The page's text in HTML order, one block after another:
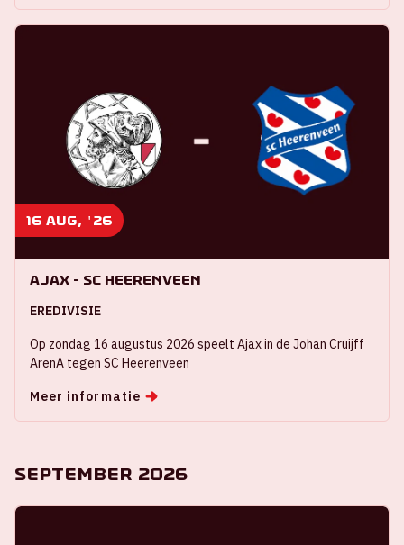
16 aug, '26
Ajax - SC Heerenveen
EREDIVISIE
Op zondag 16 augustus 2026 speelt Ajax in de Johan Cruijff
ArenA tegen SC Heerenveen
Meer informatie
September 2026